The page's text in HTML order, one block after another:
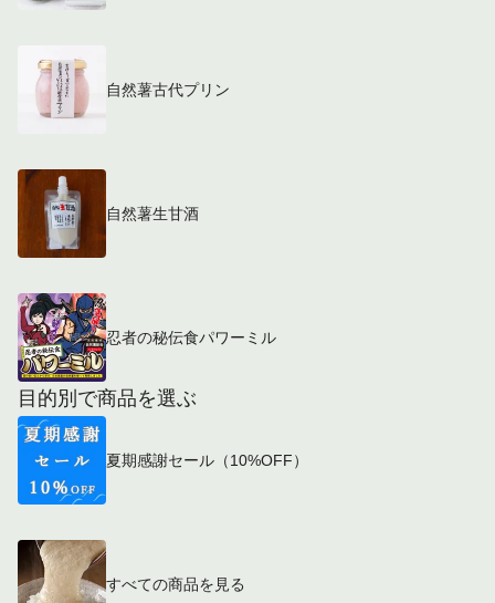
自然薯古代プリン
自然薯生甘酒
忍者の秘伝食パワーミル
目的別で商品を選ぶ
夏期感謝セール（10%OFF）
すべての商品を見る